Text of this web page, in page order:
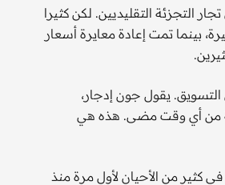
التجزئة التقليديين. لكن كثيرا
بينما تمت إعادة معايرة أسعار
يقول جون إدجار،
من أي وقت مضى. هذه هي
كثير من الأحيان لأول مرة منذ